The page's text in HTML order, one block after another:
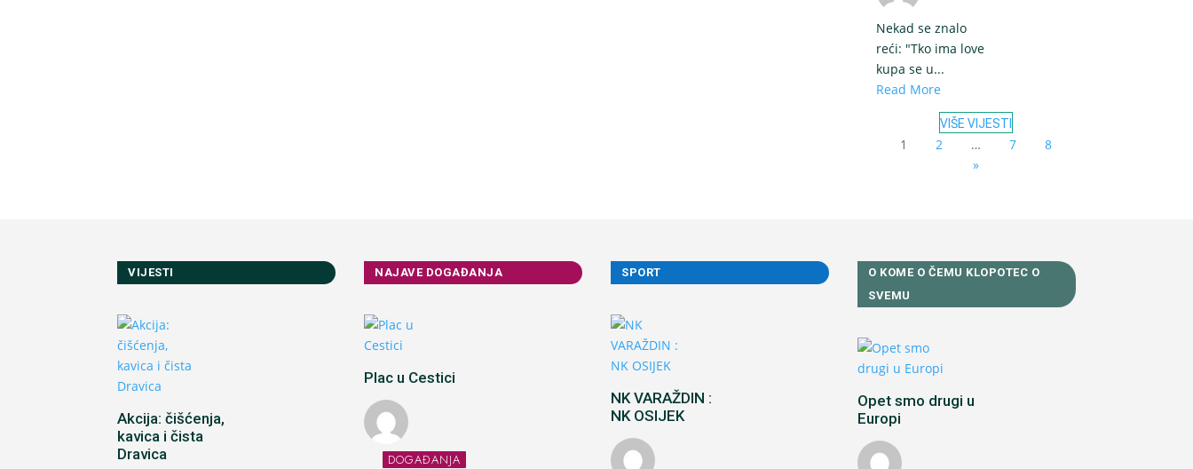
Nekad se znalo
reći: "Tko ima love
kupa se u...
Read More
VIŠE VIJESTI
1 2 … 7
8
»
VIJESTI
Akcija: čišćenja,
kavica i čista
Dravica
NAJAVE DOGAĐANJA
Plac u Cestici
DOGAĐANJA
SPORT
NK VARAŽDIN :
NK OSIJEK
O KOME O ČEMU KLOPOTEC O
SVEMU
Opet smo drugi u
Europi